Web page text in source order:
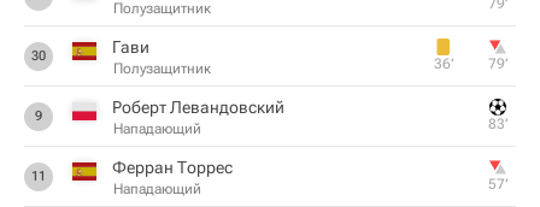
Полузащитник 79‎’‎
30 Гави
Полузащитник 36‎’‎ 79‎’‎
9 Роберт Левандовский
Нападающий 83‎’‎
11 Ферран Торрес
Нападающий 57‎’‎